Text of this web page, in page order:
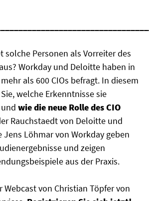
solche Personen als Vorreiter des
Workday und Deloitte haben in
als 600 CIOs befragt. In diesem
welche Erkenntnisse sie
wie die neue Rolle des CIO
Rauchstaedt von Deloitte und
Jens Löhmar von Workday geben
und zeigen
aus der Praxis.
von Christian Töpfer von